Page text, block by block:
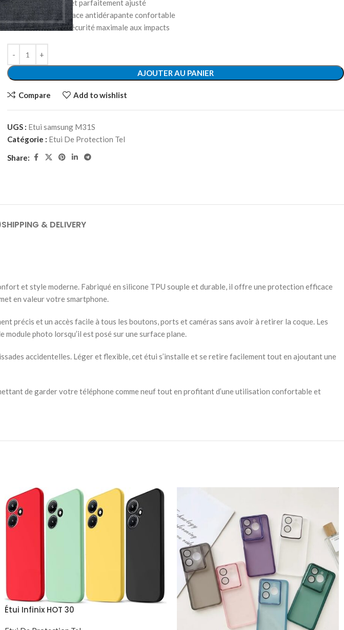
Design : Fin, léger et parfaitement ajusté
Prise en main : Surface antidérapante confortable
Coins renforcés : Sécurité maximale aux impacts
AJOUTER AU PANIER
Compare Add to wishlist
UGS : Etui samsung M31S
Catégorie : Etui De Protection Tel
Share:
SHIPPING & DELIVERY
et style moderne. Fabriqué en silicone TPU souple et durable, il offre une protection efficace
en valeur votre smartphone.
précis et un accès facile à tous les boutons, ports et caméras sans avoir à retirer la coque. Les
photo lorsqu’il est posé sur une surface plane.
accidentelles. Léger et flexible, cet étui s’installe et se retire facilement tout en ajoutant une
de garder votre téléphone comme neuf tout en profitant d’une utilisation confortable et
Étui Infinix HOT 30